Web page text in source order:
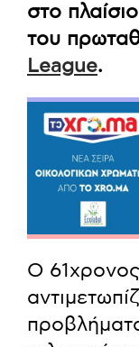
στο
του
League.
Ο 61χρονος